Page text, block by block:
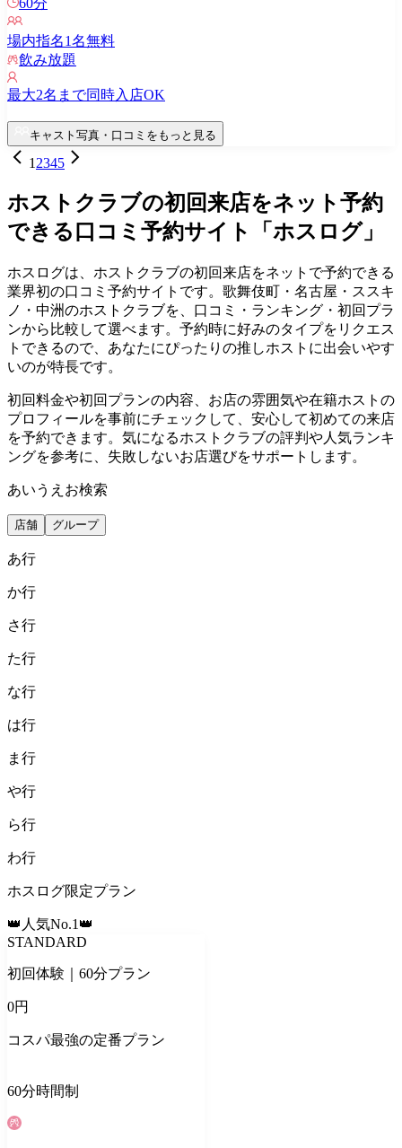
場内指名1名無料
飲み放題
最大2名まで同時入店OK
キャスト写真・口コミをもっと見る
1 2345
ホストクラブの初回来店をネット予約
できる口コミ予約サイト「ホスログ」
ホスログは、ホストクラブの初回来店をネットで予約できる
業界初の口コミ予約サイトです。歌舞伎町・名古屋・ススキ
ノ・中洲のホストクラブを、口コミ・ランキング・初回プラ
ンから比較して選べます。予約時に好みのタイプをリクエス
トできるので、あなたにぴったりの推しホストに出会いやす
いのが特長です。
初回料金や初回プランの内容、お店の雰囲気や在籍ホストの
プロフィールを事前にチェックして、安心して初めての来店
を予約できます。気になるホストクラブの評判や人気ランキ
ングを参考に、失敗しないお店選びをサポートします。
あいうえお検索
店舗 グループ
あ行
か行
さ行
た行
な行
は行
ま 行
や行
ら行
わ行
ホスログ限定プラン
👑人気No.1👑
STANDARD
初回体験｜60分プラン
0円
コスパ最強の定番プラン
60分時間制